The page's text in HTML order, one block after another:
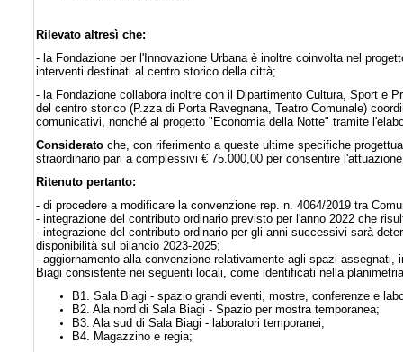
Rilevato altresì che:
- la Fondazione per l'Innovazione Urbana è inoltre coinvolta nel
interventi destinati al centro storico della città;
- la Fondazione collabora inoltre con il Dipartimento Cultura, Sport e
del centro storico (P.zza di Porta Ravegnana, Teatro Comunale)
comunicativi, nonché al progetto "Economia della Notte" tramite
Considerato che, con riferimento a queste ultime specifiche
straordinario pari a complessivi € 75.000,00 per consentire
Ritenuto pertanto:
- di procedere a modificare la convenzione rep. n. 4064/2019 tra
- integrazione del contributo ordinario previsto per l'anno 2022 che
- integrazione del contributo ordinario per gli anni successivi sarà
disponibilità sul bilancio 2023-2025;
- aggiornamento alla convenzione relativamente agli spazi
Biagi consistente nei seguenti locali, come identificati nella
B1. Sala Biagi - spazio grandi eventi, mostre, conferenze e
B2. Ala nord di Sala Biagi - Spazio per mostra temporanea;
B3. Ala sud di Sala Biagi - laboratori temporanei;
B4. Magazzino e regia;